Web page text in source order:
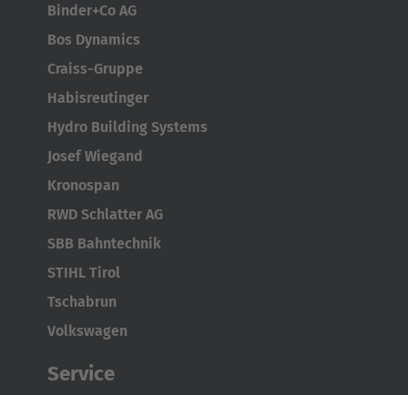
Binder+Co AG
Bos Dynamics
Craiss-Gruppe
Habisreutinger
Hydro Building Systems
Josef Wiegand
Kronospan
RWD Schlatter AG
SBB Bahntechnik
STIHL Tirol
Tschabrun
Volkswagen
Service